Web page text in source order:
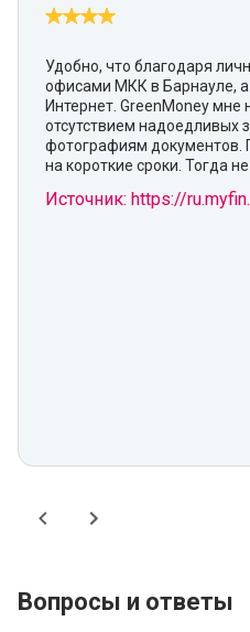
Удобно, что благодаря
офисами МКК в Барнауле,
Интернет. GreenMoney мне
отсутствием надоедливых
фотографиям документов.
на короткие сроки. Тогда
Источник: https://
Вопросы и ответы